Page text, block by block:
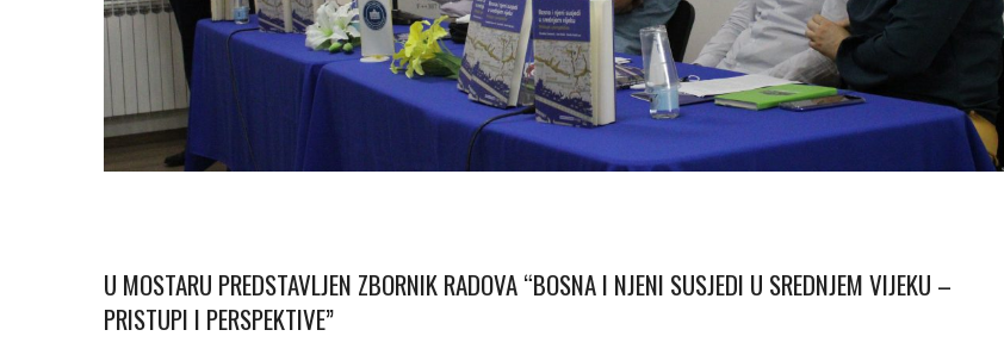
U MOSTARU PREDSTAVLJEN ZBORNIK RADOVA “BOSNA I NJENI SUSJEDI U SREDNJEM VIJEKU –
PRISTUPI I PERSPEKTIVE”